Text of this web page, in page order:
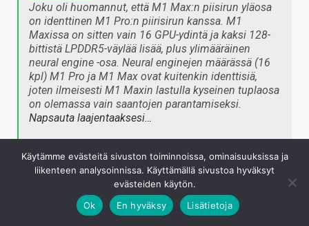
Joku oli huomannut, että M1 Max:n piisirun yläosa
on identtinen M1 Pro:n piirisirun kanssa. M1
Maxissa on sitten vain 16 GPU-ydintä ja kaksi 128-
bittistä LPDDR5-väylää lisää, plus ylimääräinen
neural engine -osa. Neural enginejen määrässä (16
kpl) M1 Pro ja M1 Max ovat kuitenkin identtisiä,
joten ilmeisesti M1 Maxin lastulla kyseinen tuplaosa
on olemassa vain saantojen parantamiseksi.
Napsauta laajentaaksesi…
Siellä on kans lisää näyttöjen io kamaa, lisää cachea ja
jotain videokiihdyttimiä. Tiedä sitten että mikä osa
noistakin on käytössä vs. vain parantamassa saantoja.
Kirjaudu sisään vastataksesi
Käytämme evästeitä sivuston toiminnoissa, ominaisuuksissa ja
liikenteen analysoinnissa. Käyttämällä sivustoa hyväksyt
evästeiden käytön.
Ok
En hyväksy Lisätietoja